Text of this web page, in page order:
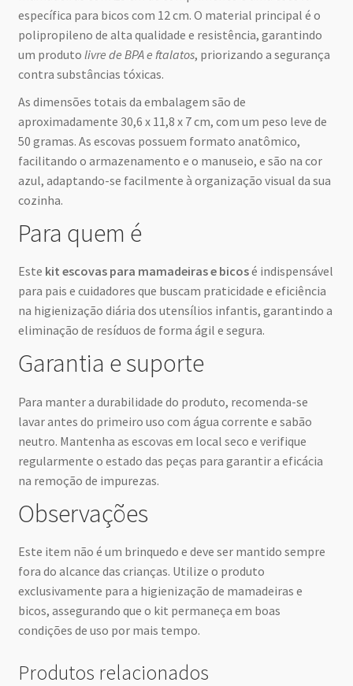
específica para bicos com 12 cm. O material principal é o
polipropileno de alta qualidade e resistência, garantindo
um produto livre de BPA e ftalatos, priorizando a segurança
contra substâncias tóxicas.
As dimensões totais da embalagem são de
aproximadamente 30,6 x 11,8 x 7 cm, com um peso leve de
50 gramas. As escovas possuem formato anatômico,
facilitando o armazenamento e o manuseio, e são na cor
azul, adaptando-se facilmente à organização visual da sua
cozinha.
Para quem é
Este kit escovas para mamadeiras e bicosé indispensável
para pais e cuidadores que buscam praticidade e eficiência
na higienização diária dos utensílios infantis, garantindo a
eliminação de resíduos de forma ágil e segura.
Garantia e suporte
Para manter a durabilidade do produto, recomenda-se
lavar antes do primeiro uso com água corrente e sabão
neutro. Mantenha as escovas em local seco e verifique
regularmente o estado das peças para garantir a eficácia
na remoção de impurezas.
Observações
Este item não é um brinquedo e deve ser mantido sempre
fora do alcance das crianças. Utilize o produto
exclusivamente para a higienização de mamadeiras e
bicos, assegurando que o kit permaneça em boas
condições de uso por mais tempo.
Produtos relacionados